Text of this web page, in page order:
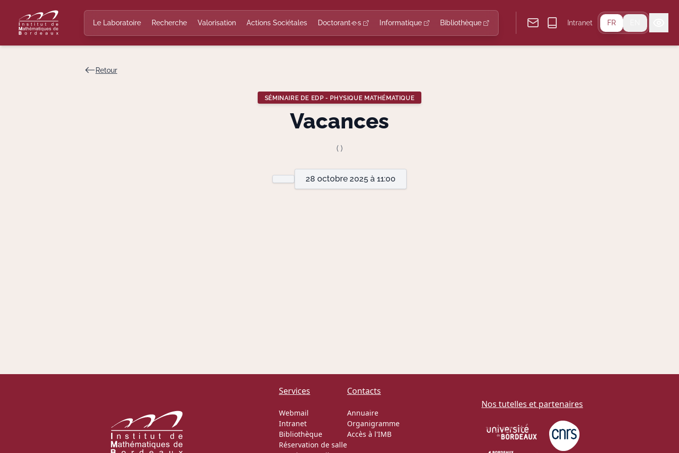
Le Laboratoire Recherche Valorisation Actions Sociétales Doctorant·e·s Informatique Bibliothèque Intranet FR
Retour
SÉMINAIRE DE EDP - PHYSIQUE MATHÉMATIQUE
Vacances
( )
28 octobre 2025 à 11:00
Services
Webmail
Intranet
Bibliothèque
Réservation de salle
Contacts
Annuaire
Organigramme
Accès à l'IMB
Nos tutelles et partenaires